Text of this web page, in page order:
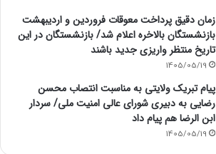
زمان دقیق پرداخت معوقات فروردین و اردیبهشت
بازنشستگان بالاخره اعلام شد/ بازنشستگان در این
تاریخ منتظر واریزی جدید باشند
1405/05/19
پیام تبریک ولایتی به مناسبت انتصاب محسن
رضایی به دبیری شورای عالی امنیت ملی/ سردار
ابن الرضا هم پیام داد
1405/05/19